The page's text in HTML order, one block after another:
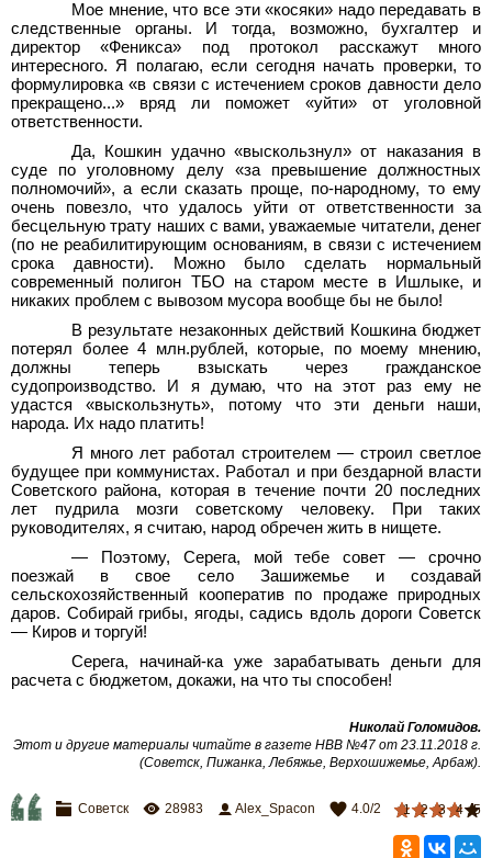
Мое мнение, что все эти «косяки» надо передавать в
следственные органы. И тогда, возможно, бухгалтер и
директор «Феникса» под протокол расскажут много
интересного. Я полагаю, если сегодня начать проверки, то
формулировка «в связи с истечением сроков давности дело
прекращено...» вряд ли поможет «уйти» от уголовной
ответственности.
Да, Кошкин удачно «выскользнул» от наказания в
суде по уголовному делу «за превышение должностных
полномочий», а если сказать проще, по-народному, то ему
очень повезло, что удалось уйти от ответственности за
бесцельную трату наших с вами, уважаемые читатели, денег
(по не реабилитирующим основаниям, в связи с истечением
срока давности). Можно было сделать нормальный
современный полигон ТБО на старом месте в Ишлыке, и
никаких проблем с вывозом мусора вообще бы не было!
В результате незаконных действий Кошкина бюджет
потерял более 4
млн.рублей, которые, по моему мнению,
должны теперь взыскать через гражданское
судопроизводство. И я думаю, что на этот раз ему не
удастся «выскользнуть», потому что эти деньги наши,
народа. Их надо платить!
Я много лет работал строителем — строил светлое
будущее при коммунистах. Работал и при бездарной власти
Советского района, которая в течение почти 20 последних
лет пудрила мозги советскому человеку. При таких
руководителях, я считаю, народ обречен жить в нищете.
— Поэтому, Серега, мой тебе совет — срочно
поезжай в свое село Зашижемье и создавай
сельскохозяйственный кооператив по продаже природных
даров. Собирай грибы, ягоды, садись вдоль дороги Советск
— Киров и торгуй!
Серега, начинай-ка уже зарабатывать деньги для
расчета с бюджетом, докажи, на что ты способен!
Николай Голомидов.
Этот и другие материалы читайте в газете НВВ №47 от 23.11.2018 г.
(Советск, Пижанка, Лебяжье, Верхошижемье, Арбаж).
1 2 3 4 5
Советск 28983 Alex_Spacon 4.0/2